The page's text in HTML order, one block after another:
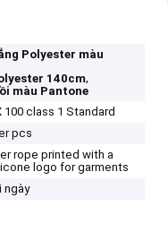
Polyester màu
140cm,
màu Pantone
100 class 1 Standard
pcs
rope printed with a
logo for garments
ngày